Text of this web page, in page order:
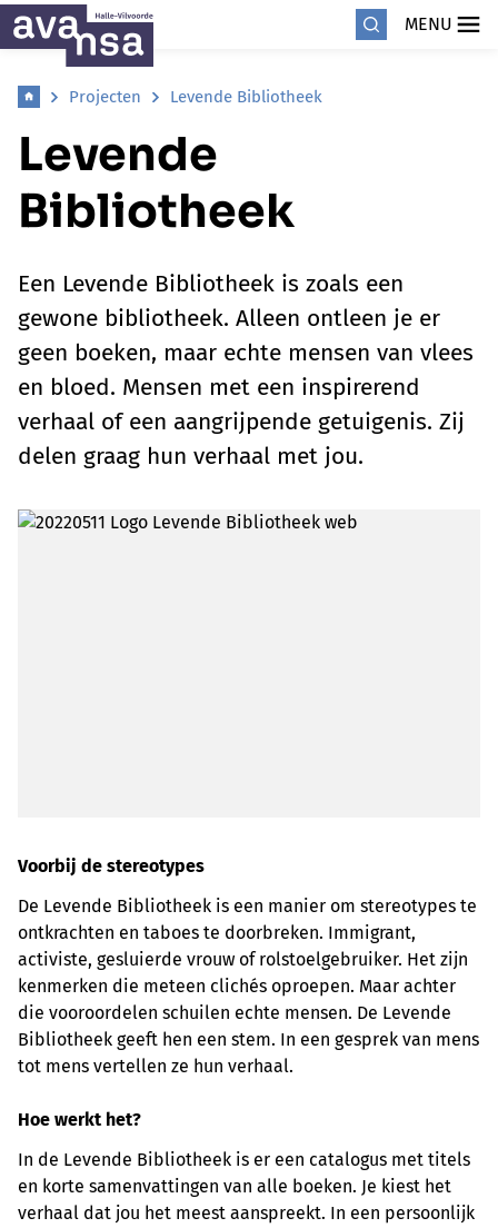
MENU
Projecten Levende Bibliotheek
Levende
Bibliotheek
Een Levende Bibliotheek is zoals een
gewone bibliotheek. Alleen ontleen je er
geen boeken, maar echte mensen van vlees
en bloed. Mensen met een inspirerend
verhaal of een aangrijpende getuigenis. Zij
delen graag hun verhaal met jou.
Voorbij de stereotypes
De Levende Bibliotheek is een manier om stereotypes te
ontkrachten en taboes te doorbreken. Immigrant,
activiste, gesluierde vrouw of rolstoelgebruiker. Het zijn
kenmerken die meteen clichés oproepen. Maar achter
die vooroordelen schuilen echte mensen. De Levende
Bibliotheek geeft hen een stem. In een gesprek van mens
tot mens vertellen ze hun verhaal.
Hoe werkt het?
In de Levende Bibliotheek is er een catalogus met titels
en korte samenvattingen van alle boeken. Je kiest het
verhaal dat jou het meest aanspreekt. In een persoonlijk